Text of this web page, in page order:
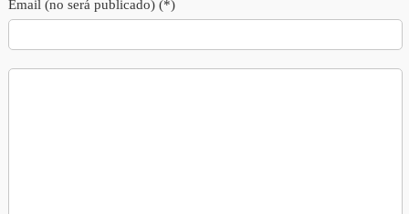
Email (no será publicado) (*)